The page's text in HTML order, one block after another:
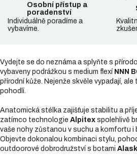
Osobní přístup a
poradenství
Individuálně poradíme a
vybavíme.
Vydejte se do neznáma a splyňte s
vybaveny podrážkou s medium flexí NNN
přírodní kůže. Nejenže skvěle vypadají,
pohodlí.
Anatomická stélka zajišťuje stabilitu a
zatímco technologie Alpitex spolehlivě
vaše nohy zůstanou v suchu a komfortu i
Objevte dokonalou kombinaci stylu,
outdoorové dobrodružství s botami